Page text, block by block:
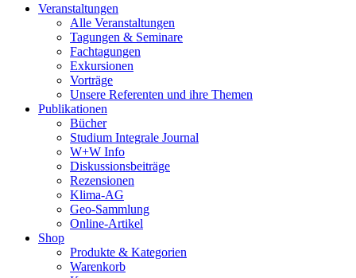
Veranstaltungen
Alle Veranstaltungen
Tagungen & Seminare
Fachtagungen
Exkursionen
Vorträge
Unsere Referenten und ihre Themen
Publikationen
Bücher
Studium Integrale Journal
W+W Info
Diskussionsbeiträge
Rezensionen
Klima-AG
Geo-Sammlung
Online-Artikel
Shop
Produkte & Kategorien
Warenkorb